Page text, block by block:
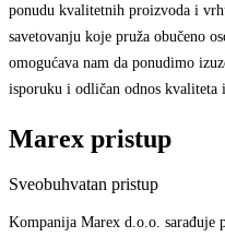
ponudu kvalitetnih proizvoda i
savetovanju koje pruža obučeno
omogućava nam da ponudimo
isporuku i odličan odnos kvaliteta i
Marex pristup
Sveobuhvatan pristup
Kompanija Marex d.o.o. sarađuje